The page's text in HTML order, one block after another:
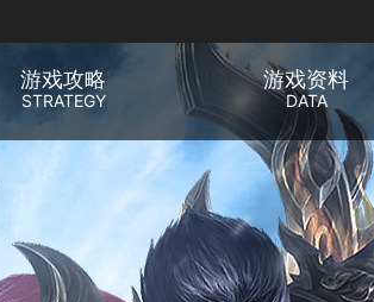
游戏攻略
STRATEGY
游戏资料
DATA